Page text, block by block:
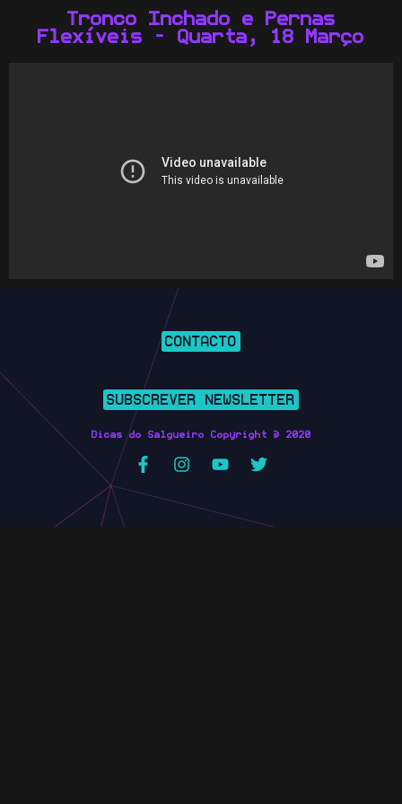
Tronco Inchado e Pernas
Flexíveis - Quarta, 18 Março
CONTACTO
SUBSCREVER NEWSLETTER
Dicas do Salgueiro Copyright © 2020